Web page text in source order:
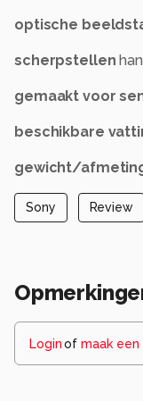
optische
scherpstellen
gemaakt voor
beschikbare
gewicht/
Sony Review
Loginof maak